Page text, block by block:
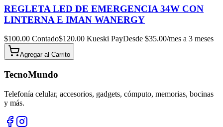
REGLETA LED DE EMERGENCIA 34W CON
LINTERNA E IMAN WANERGY
$100.00 Contado$120.00 Kueski PayDesde $35.00/mes a 3 meses
Agregar al Carrito
TecnoMundo
Telefonía celular, accesorios, gadgets, cómputo, memorias, bocinas
y más.